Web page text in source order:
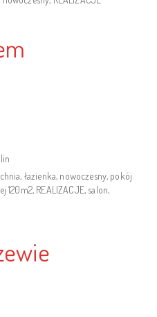
, łazienka, nowoczesny, pokój
120m2, REALIZACJE, salon,